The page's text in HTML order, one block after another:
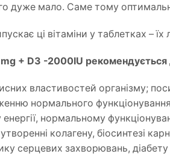
дуже мало. Саме тому
ці вітаміни у таблетках –
+ D3 -2000IU рекомендується
властивостей організму;
нормального функціонування
енергії, нормальному
колагену, біосинтезі
серцевих захворювань,